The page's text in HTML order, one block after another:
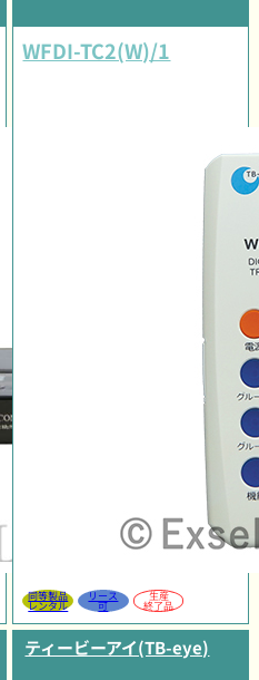
WFDI-TC2(W)/1
同等製品
レンタル
リース
可
生産
終了品
ティービーアイ(TB-eye)